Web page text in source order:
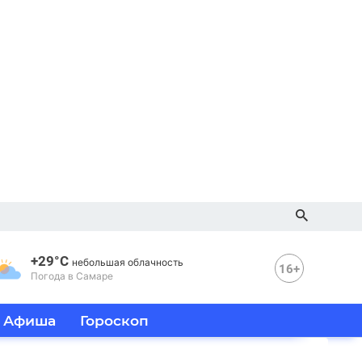
+29°C небольшая облачность
Погода в Самаре
16+
Афиша Гороскоп